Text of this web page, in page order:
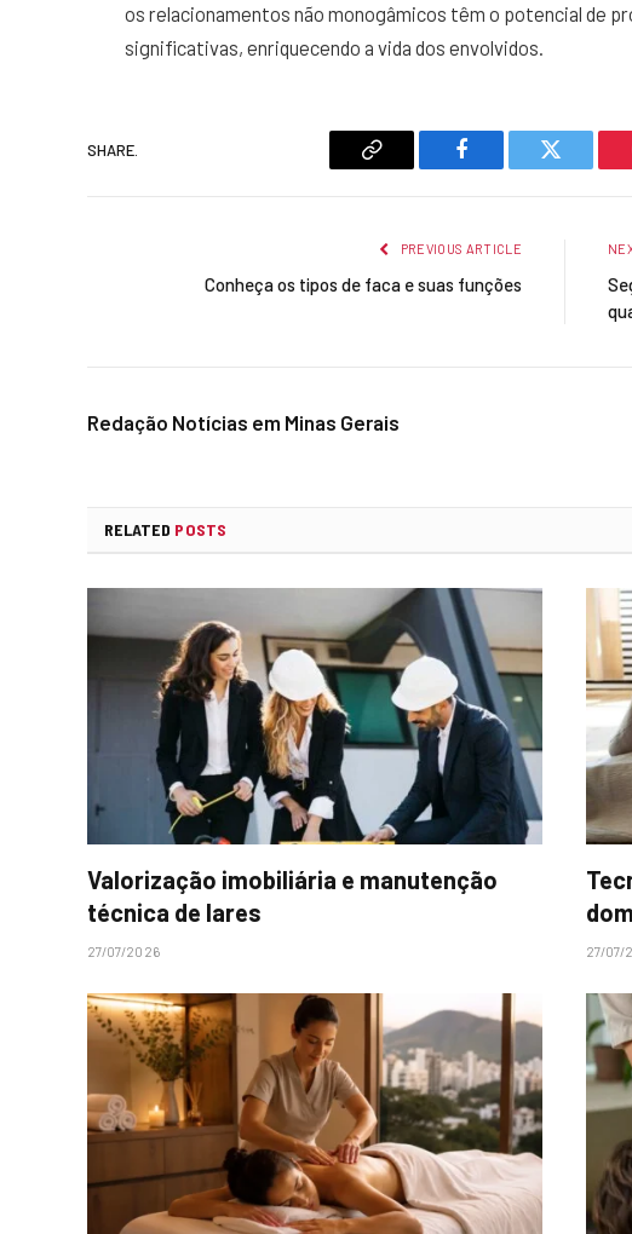
os relacionamentos não monogâmicos têm o potencial de
significativas, enriquecendo a vida dos envolvidos.
SHARE.
Copy
Facebook Twitter
PREVIOUS ARTICLE
Conheça os tipos de faca e suas funções
Redação Notícias em Minas Gerais
RELATED POSTS
Valorização imobiliária e manutenção
técnica de lares
27/07/2026 27/07/